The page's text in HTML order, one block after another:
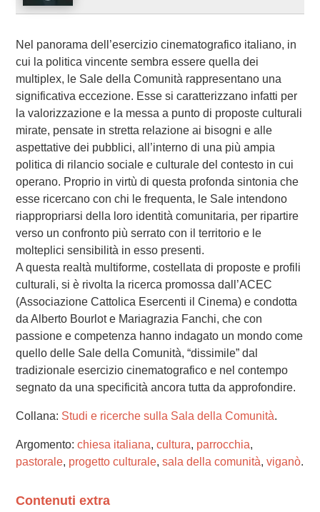
Nel panorama dell’esercizio cinematografico italiano, in
cui la politica vincente sembra essere quella dei
multiplex, le Sale della Comunità rappresentano una
significativa eccezione. Esse si caratterizzano infatti per
la valorizzazione e la messa a punto di proposte culturali
mirate, pensate in stretta relazione ai bisogni e alle
aspettative dei pubblici, all’interno di una più ampia
politica di rilancio sociale e culturale del contesto in cui
operano. Proprio in virtù di questa profonda sintonia che
esse ricercano con chi le frequenta, le Sale intendono
riappropriarsi della loro identità comunitaria, per ripartire
verso un confronto più serrato con il territorio e le
molteplici sensibilità in esso presenti.
A questa realtà multiforme, costellata di proposte e profili
culturali, si è rivolta la ricerca promossa dall’ACEC
(Associazione Cattolica Esercenti il Cinema) e condotta
da Alberto Bourlot e Mariagrazia Fanchi, che con
passione e competenza hanno indagato un mondo come
quello delle Sale della Comunità, “dissimile” dal
tradizionale esercizio cinematografico e nel contempo
segnato da una specificità ancora tutta da approfondire.
Collana: Studi e ricerche sulla Sala della Comunità.
Argomento: chiesa italiana, cultura, parrocchia,
pastorale, progetto culturale, sala della comunità, viganò.
Contenuti extra